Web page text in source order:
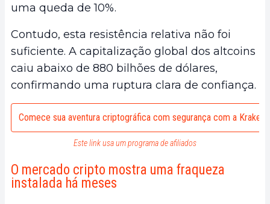
uma queda de 10%.
Contudo, esta resistência relativa não foi
suficiente. A capitalização global dos altcoins
caiu abaixo de 880 bilhões de dólares,
confirmando uma ruptura clara de confiança.
Comece sua aventura criptográfica com segurança com a Kraken
Este link usa um programa de afiliados
O mercado cripto mostra uma fraqueza
instalada há meses